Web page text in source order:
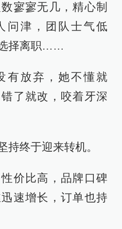
寥寥无几，精心制
问津，团队士气低
择离职……
有放弃，她不懂就
了就改，咬着牙深
持终于迎来转机。
价比高，品牌口碑
速增长，订单也持